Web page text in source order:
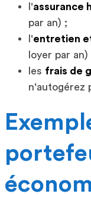
l'assurance
par an) ;
l'entretien
loyer par an)
les frais de
n'autogérez